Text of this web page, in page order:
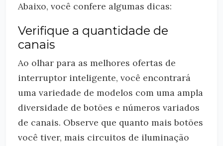
Abaixo, você confere algumas dicas:
Verifique a quantidade de
canais
Ao olhar para as melhores ofertas de
interruptor inteligente, você encontrará
uma variedade de modelos com uma ampla
diversidade de botões e números variados
de canais. Observe que quanto mais botões
você tiver, mais circuitos de iluminação